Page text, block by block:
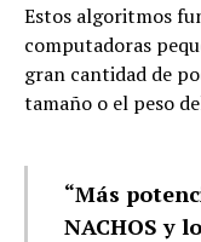
Estos algoritmos
computadoras
gran cantidad de
tamaño o el peso
“Más
NACHOS y